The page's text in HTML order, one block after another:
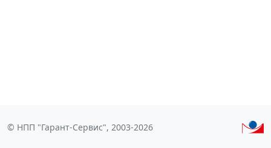
© НПП "Гарант-Сервис", 2003-2026